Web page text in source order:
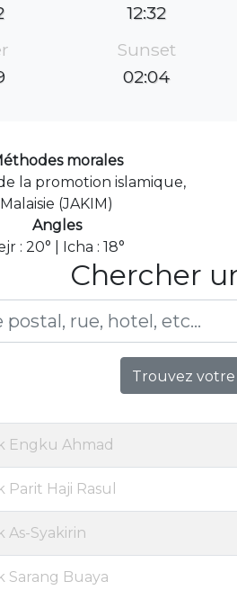
12:32
Sunset
02:04
morales
la promotion islamique,
Malaisie (JAKIM)
Angles
: 20° | Icha : 18°
Chercher
Trouvez
Engku Ahmad
Parit Haji Rasul
As-Syakirin
Sarang Buaya